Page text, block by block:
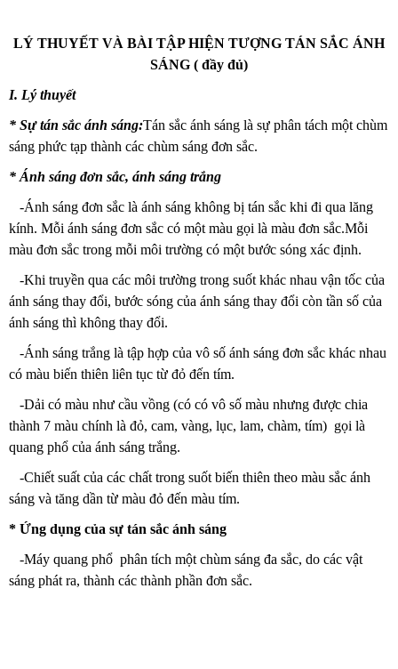
LÝ THUYẾT VÀ BÀI TẬP HIỆN TƯỢNG TÁN SẮC ÁNH
SÁNG ( đầy đủ)
I. Lý thuyết
* Sự tán sắc ánh sáng:Tán sắc ánh sáng là sự phân tách một chùm
sáng phức tạp thành các chùm sáng đơn sắc.
* Ánh sáng đơn sắc, ánh sáng trắng
-Ánh sáng đơn sắc là ánh sáng không bị tán sắc khi đi qua lăng
kính. Mỗi ánh sáng đơn sắc có một màu gọi là màu đơn sắc.Mỗi
màu đơn sắc trong mỗi môi trường có một bước sóng xác định.
-Khi truyền qua các môi trường trong suốt khác nhau vận tốc của
ánh sáng thay đổi, bước sóng của ánh sáng thay đổi còn tần số của
ánh sáng thì không thay đổi.
-Ánh sáng trắng là tập hợp của vô số ánh sáng đơn sắc khác nhau
có màu biến thiên liên tục từ đỏ đến tím.
-Dải có màu như cầu vồng (có có vô số màu nhưng được chia
thành 7 màu chính là đỏ, cam, vàng, lục, lam, chàm, tím) gọi là
quang phổ của ánh sáng trắng.
-Chiết suất của các chất trong suốt biến thiên theo màu sắc ánh
sáng và tăng dần từ màu đỏ đến màu tím.
* Ứng dụng của sự tán sắc ánh sáng
-Máy quang phổ phân tích một chùm sáng đa sắc, do các vật
sáng phát ra, thành các thành phần đơn sắc.